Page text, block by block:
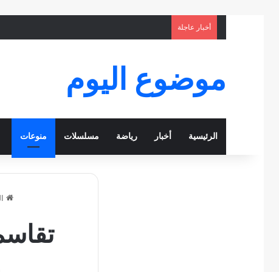
أخبار عاجلة
موضوع اليوم
الرئيسية أخبار رياضة مسلسلات منوعات